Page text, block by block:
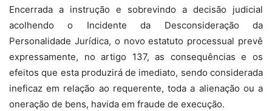
Encerrada a instrução e sobrevindo a decisão judicial
acolhendo o Incidente da Desconsideração da
Personalidade Jurídica, o novo estatuto processual prevê
expressamente, no artigo 137, as consequências e os
efeitos que esta produzirá de imediato, sendo considerada
ineficaz em relação ao requerente, toda a alienação ou a
oneração de bens, havida em fraude de execução.